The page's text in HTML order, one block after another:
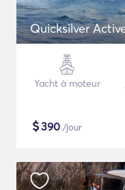
Quicksilver
Yacht à moteur
$390 /jour